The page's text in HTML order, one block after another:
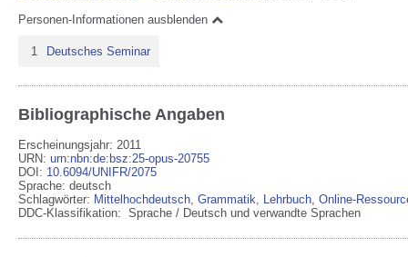
Personen-Informationen ausblenden
1 Deutsches Seminar
Bibliographische Angaben
Erscheinungsjahr: 2011
URN: urn:nbn:de:bsz:25-opus-20755
DOI : 10.6094/UNIFR/2075
Sprache: deutsch
Schlagwörter: Mittelhochdeutsch, Grammatik, Lehrbuch, Online-
DDC-Klassifikation: Sprache / Deutsch und verwandte Sprachen